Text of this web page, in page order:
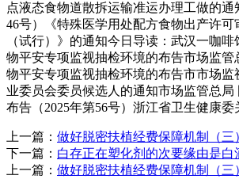
点液态食物道散拆运输准运办理工做的
46号）《特殊医学用处配方食物出产许
（试行）》的通知今日导读：武汉一咖
物平安专项监视抽检环境的布告市场监
物平安专项监视抽检环境的布告市市场
业委员会委员候选人的通知市场监管总
布告（2025年第56号）浙江省卫生健康
上一篇： 做好脱密扶植经费保障机制（三
下一篇： 白存正在塑化剂的次要缘由是白
上一篇： 做好脱密扶植经费保障机制（三